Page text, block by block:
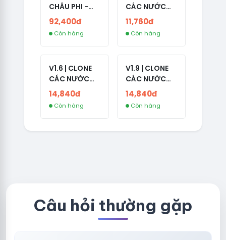
CHÂU PHI -
NO 2FA - LIVE
ADS
92,400đ
Còn hàng
CÁC NƯỚC
CÓ 2FA -
INDIA - HÀNG
1 HOTMAIL
11,760đ
Còn hàng
V1.6 | CLONE
CÁC NƯỚC
CÓ 2FA -
GERMANY -
TKQC TẠO
LIVE ADS - VER
14,840đ
Còn hàng
V1.9 | CLONE
CÁC NƯỚC
CÓ 2FA -
THAILAND -
VER MAIL
COM - CLONE
14,840đ
Còn hàng
Câu hỏi thường gặp